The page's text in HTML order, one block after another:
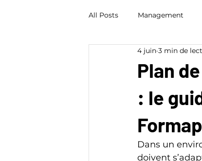
All Posts Management
Ressources Humaines
Création d'entreprise -
Plan
: le
4 juin 3 min de
Dans un
doivent